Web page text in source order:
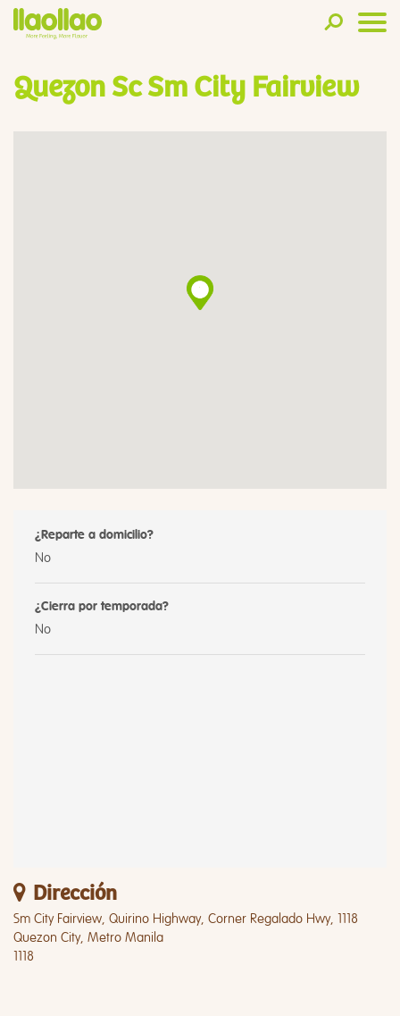
Quezon Sc Sm City Fairview
¿Reparte a domicilio?
No
¿Cierra por temporada?
No
Dirección
Sm City Fairview, Quirino Highway, Corner Regalado Hwy, 1118
Quezon City, Metro Manila
1118